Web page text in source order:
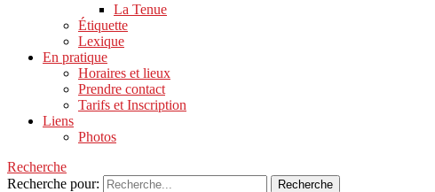
La Tenue
Étiquette
Lexique
En pratique
Horaires et lieux
Prendre contact
Tarifs et Inscription
Liens
Photos
Recherche
Recherche pour: